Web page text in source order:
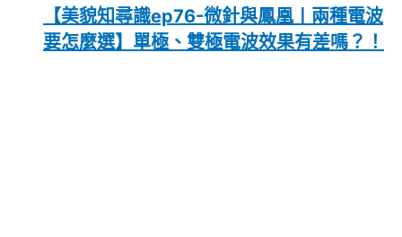
【美貌知尋識ep76-微針與鳳凰〡兩種電波
要怎麼選】單極、雙極電波效果有差嗎？！